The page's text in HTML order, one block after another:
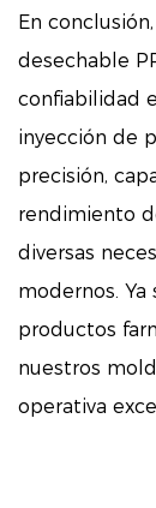
En
desechable
confiabilidad
inyección de
precisión,
rendimiento
diversas
modernos. Ya
productos
nuestros
operativa